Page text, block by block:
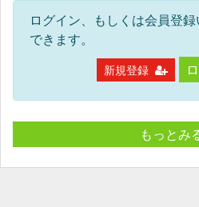
ログイン、もしくは会員登
できます。
新規登録
もっとみ